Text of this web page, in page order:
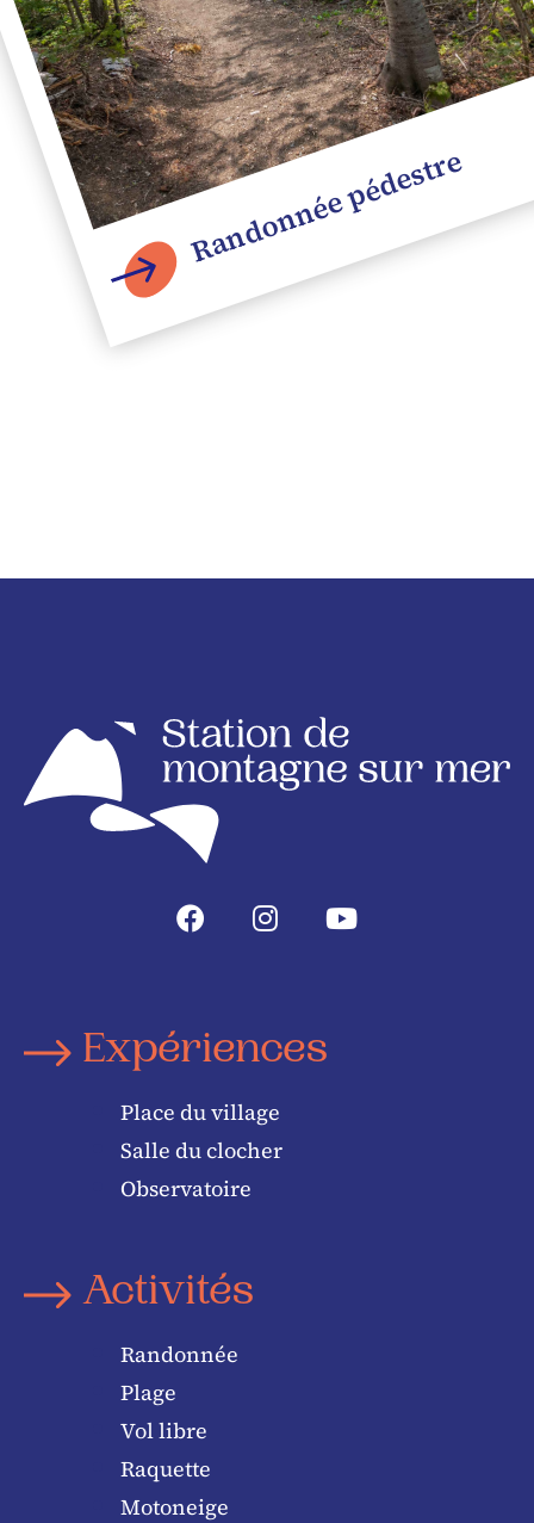
Randonnée pédestre
Expériences
Place du village
Salle du clocher
Observatoire
Activités
Randonnée
Plage
Vol libre
Raquette
Motoneige